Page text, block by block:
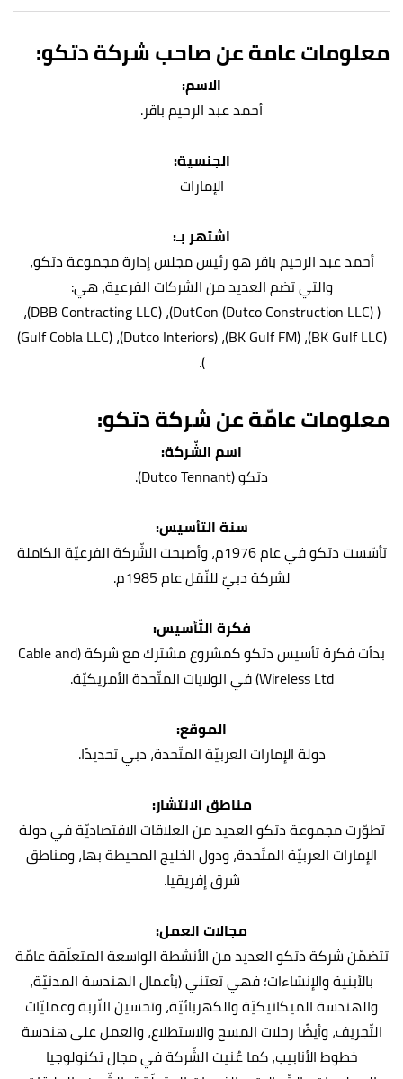
معلومات عامة عن صاحب شركة دتكو:
الاسم:
أحمد عبد الرحيم باقر.
الجنسية:
الإمارات
اشتهر بـ:
أحمد عبد الرحيم باقر هو رئيس مجلس إدارة مجموعة دتكو،
والتي تضم العديد من الشركات الفرعية، هي:
( DutCon (Dutco Construction LLC))، (DBB Contracting LLC)،
(BK Gulf LLC)، (BK Gulf FM)، (Dutco Interiors)، (Gulf Cobla LLC)
).
معلومات عامّة عن شركة دتكو:
اسم الشّركة:
دتكو (Dutco Tennant).
سنة التأسيس:
تأسّست دتكو في عام 1976م، وأصبحت الشّركة الفرعيّة الكاملة
لشركة دبيّ للنّقل عام 1985م.
فكرة التّأسيس:
بدأت فكرة تأسيس دتكو كمشروع مشترك مع شركة (Cable and
Wireless Ltd) في الولايات المتّحدة الأمريكيّة.
الموقع:
دولة الإمارات العربيّة المتّحدة، دبي تحديدًا.
مناطق الانتشار:
تطوّرت مجموعة دتكو العديد من العلاقات الاقتصاديّة في دولة
الإمارات العربيّة المتّحدة، ودول الخليج المحيطة بها، ومناطق
شرق إفريقيا.
مجالات العمل:
تتضمّن شركة دتكو العديد من الأنشطة الواسعة المتعلّقة عامّة
بالأبنية والإنشاءات؛ فهي تعتني (بأعمال الهندسة المدنيّة،
والهندسة الميكانيكيّة والكهربائيّة، وتحسين التّربة وعمليّات
التّجريف، وأيضًا رحلات المسح والاستطلاع، والعمل على هندسة
خطوط الأنابيب، كما عُنيت الشّركة في مجال تكنولوجيا